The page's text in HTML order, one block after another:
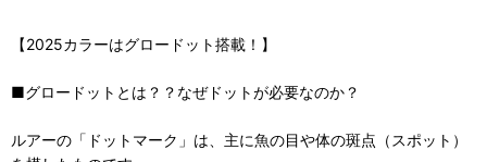
【2025カラーはグロードット搭載！】
■グロードットとは？？なぜドットが必要なのか？
ルアーの「ドットマーク」は、主に魚の目や体の斑点（スポット）